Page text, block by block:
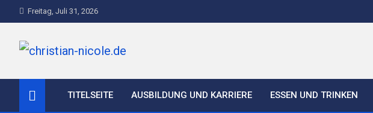
to
Freitag, Juli 31, 2026
christian-nicole.de
TITELSEITE AUSBILDUNG UND KARRIERE ESSEN UND TRINKEN